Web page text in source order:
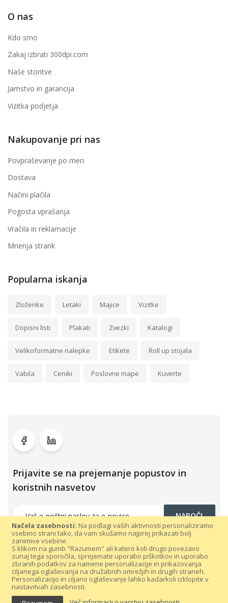
Načela zasebnosti: Na podlagi vaših aktivnosti personaliziramo
vsebino strani tako, da vam skušamo najprej prikazati bolj
zanimive vsebine.
S klikom na gumb "Razumem" ali katero koli drugo povezavo
zunaj tega sporočila, sprejemate uporabo piškotkov in uporabo
zbranih podatkov za namene personalizacije in prikazovanja
ciljanega oglaševanja na družabnih omrežjih in drugih straneh.
Personalizacijo in ciljano oglaševanje lahko kadarkoli izklopite v
nastavitvah zasebnosti.
O nas
Kdo smo
Zakaj izbrati 300dpi.com
Naše storitve
Jamstvo in garancija
Vizitka podjetja
Nakupovanje pri nas
Povpraševanje po meri
Dostava
Načini plačila
Pogosta vprašanja
Vračila in reklamacije
Mnenja strank
Popularna iskanja
Zloženke Letaki Majice Vizitke
Dopisni listi Plakati Zvezki Katalogi
Velikoformatne nalepke Etikete Roll up stojala
Vabila Ceniki Poslovne mape Kuverte
Prijavite se na prejemanje popustov in
koristnih nasvetov
NAROČI
Vse pravice pridržane 300dpi.com © 2021 | Splošni pogoji poslovanja